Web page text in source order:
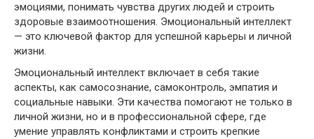
эмоциями, понимать чувства других людей и строить
здоровые взаимоотношения. Эмоциональный интеллект
— это ключевой фактор для успешной карьеры и личной
жизни.
Эмоциональный интеллект включает в себя такие
аспекты, как самосознание, самоконтроль, эмпатия и
социальные навыки. Эти качества помогают не только в
личной жизни, но и в профессиональной сфере, где
умение управлять конфликтами и строить крепкие